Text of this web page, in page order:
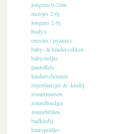
jongens 0-24m
meisjes 2-6j
jongens 2-6j
body's
onesies / pyama's
baby- & kindersokken
babyslofjes
pantoffels
kinderschoenen
regenlaarsjes & -kledij
zomermutsen
zonnehoedjes
zonnebrillen
badkledij
haarspeldjes